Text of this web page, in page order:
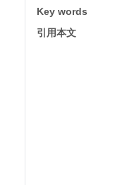
Key words
引用本文